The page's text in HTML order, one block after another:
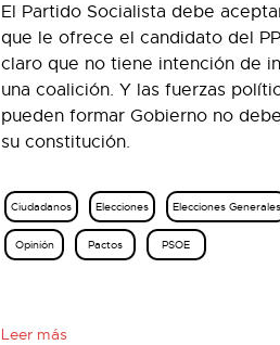
El Partido Socialista debe
que le ofrece el candidato del
claro que no tiene intención de
una coalición. Y las fuerzas
pueden formar Gobierno no
su constitución.
Ciudadanos Elecciones Elecciones Generales
Opinión Pactos PSOE
Leer más